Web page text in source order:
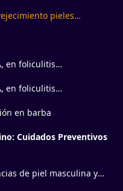
pieles
en foliculitis
en foliculitis
en barba
Cuidados Preventivos
de piel masculina y